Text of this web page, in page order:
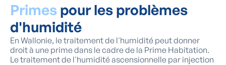
Primes pour les problèmes
d'humidité
En Wallonie, le traitement de l'humidité peut donner
droit à une prime dans le cadre de la Prime Habitation.
Le traitement de l'humidité ascensionnelle par injection